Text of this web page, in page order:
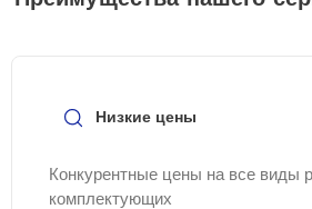
Низкие цены
Конкурентные цены на все виды
комплектующих